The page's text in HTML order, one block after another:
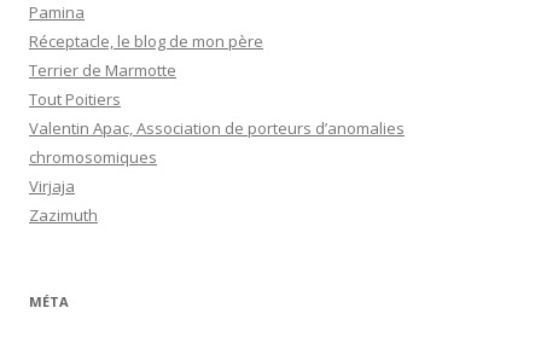
Pamina
Réceptacle, le blog de mon père
Terrier de Marmotte
Tout Poitiers
Valentin Apac, Association de porteurs d’anomalies
chromosomiques
Virjaja
Zazimuth
MÉTA